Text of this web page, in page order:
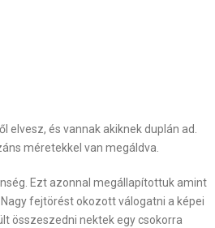
elvesz, és vannak akiknek duplán ad.
méretekkel van megáldva.
Ezt azonnal megállapítottuk amint
fejtörést okozott válogatni a képei
összeszedni nektek egy csokorra